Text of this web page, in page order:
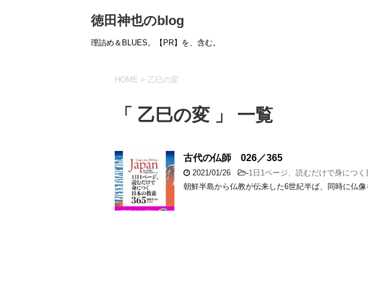
徳田神也のblog
理詰め＆BLUES。【PR】を、含む。
HOME > 乙巳の変
「 乙巳の変 」 一覧
古代の仏師 026／365
2021/01/26 -1日1ページ、読むだけで身につ
朝鮮半島から仏教が伝来した6世紀半ば、同時に仏像